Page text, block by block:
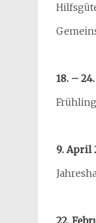
18. –
9. April
22.